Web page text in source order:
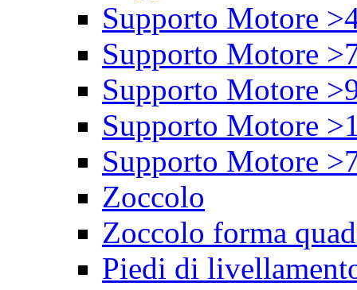
Supporto Motore
Supporto Motore
Supporto Motore
Supporto Motore
Supporto Motore
Zoccolo
Zoccolo forma
Piedi di